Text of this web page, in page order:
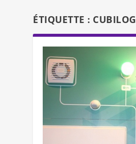
ÉTIQUETTE : CUBILOG